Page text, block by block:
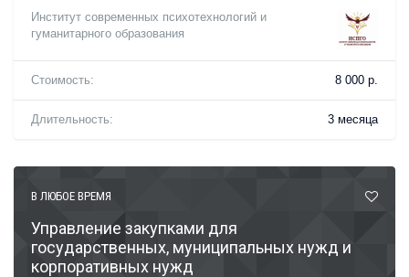
Институт современных психотехнологий и
гуманитарного образования
Стоимость: 8 000 р.
Длительность: 3 месяца
В ЛЮБОЕ ВРЕМЯ
Управление закупками для
государственных, муниципальных нужд и
корпоративных нужд